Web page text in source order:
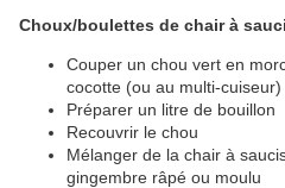
Choux/boulettes de chair à
Couper un chou vert en
cocotte (ou au multi-cuiseur)
Préparer un litre de bouillon
Recouvrir le chou
Mélanger de la chair à
gingembre râpé ou moulu